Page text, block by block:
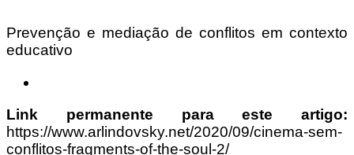
Prevenção e mediação de conflitos em contexto
educativo
Link permanente para este artigo:
https://www.arlindovsky.net/2020/09/cinema-sem-
conflitos-fragments-of-the-soul-2/